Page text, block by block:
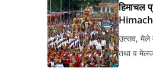
हिमाचल
उत्सव, मेले
तथा व